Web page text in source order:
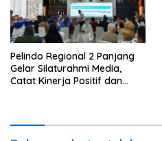
Pelindo Regional 2 Panjang
Gelar Silaturahmi Media,
Catat Kinerja Positif dan